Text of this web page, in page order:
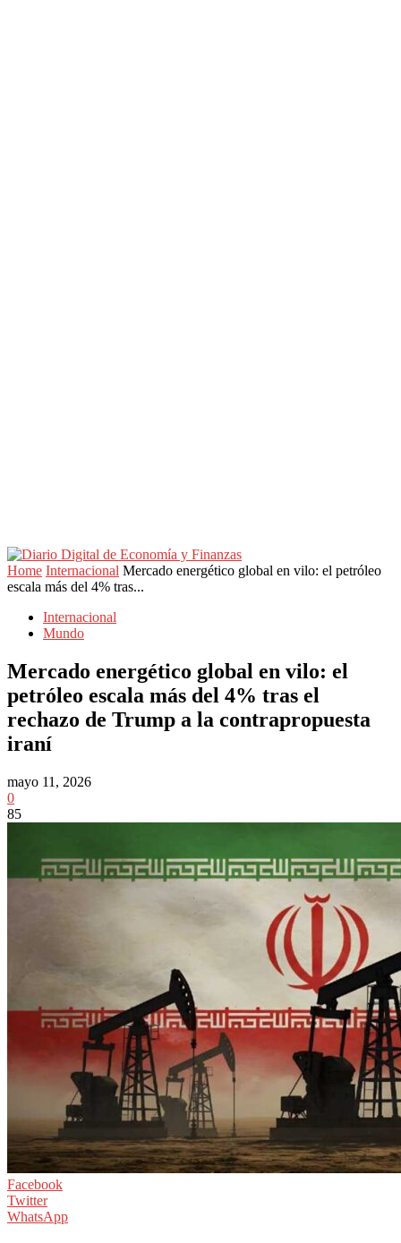
Home Internacional Mercado energético global en vilo: el petróleo
escala más del 4% tras...
Internacional
Mundo
Mercado energético global en vilo: el
petróleo escala más del 4% tras el
rechazo de Trump a la contrapropuesta
iraní
mayo 11, 2026
0
85
Facebook
Twitter
WhatsApp